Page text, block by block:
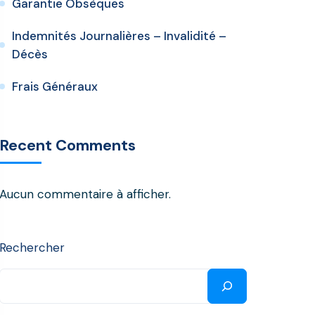
Garantie Obsèques
Indemnités Journalières – Invalidité –
Décès
Frais Généraux
Recent Comments
Aucun commentaire à afficher.
Rechercher